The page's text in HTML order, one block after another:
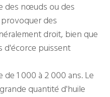
des nœuds ou des
des
droit, bien que
d'écorce puissent
1 000 à 2 000 ans. Le
quantité d'huile